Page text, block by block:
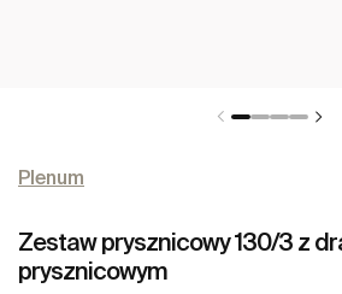
Plenum
Zestaw prysznicowy 130/3 z
prysznicowym